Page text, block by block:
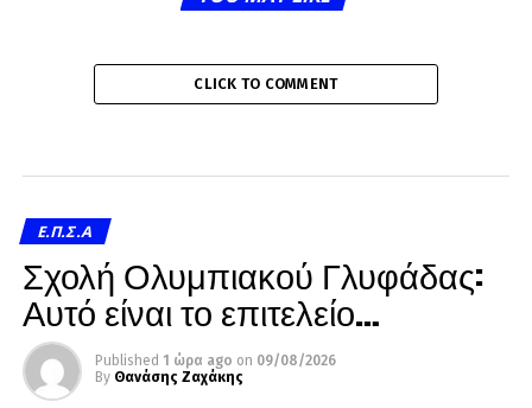
CLICK TO COMMENT
Ε.Π.Σ.Α
Σχολή Ολυμπιακού Γλυφάδας:
Αυτό είναι το επιτελείο…
Published 1 ώρα ago on 09/08/2026
By Θανάσης Ζαχάκης